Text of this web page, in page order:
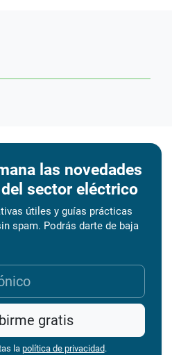
las novedades
sector eléctrico
útiles y guías prácticas
spam. Podrás darte de baja
gratis
lapolítica de privacidad.